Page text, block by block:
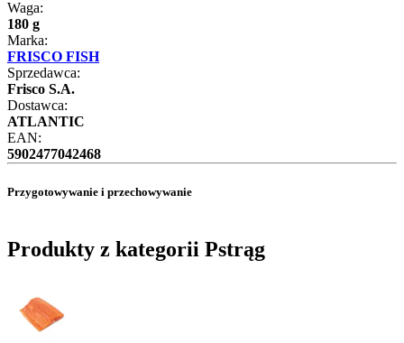
Waga:
180 g
Marka:
FRISCO FISH
Sprzedawca:
Frisco S.A.
Dostawca:
ATLANTIC
EAN:
5902477042468
Przygotowywanie i przechowywanie
Produkty z kategorii Pstrąg